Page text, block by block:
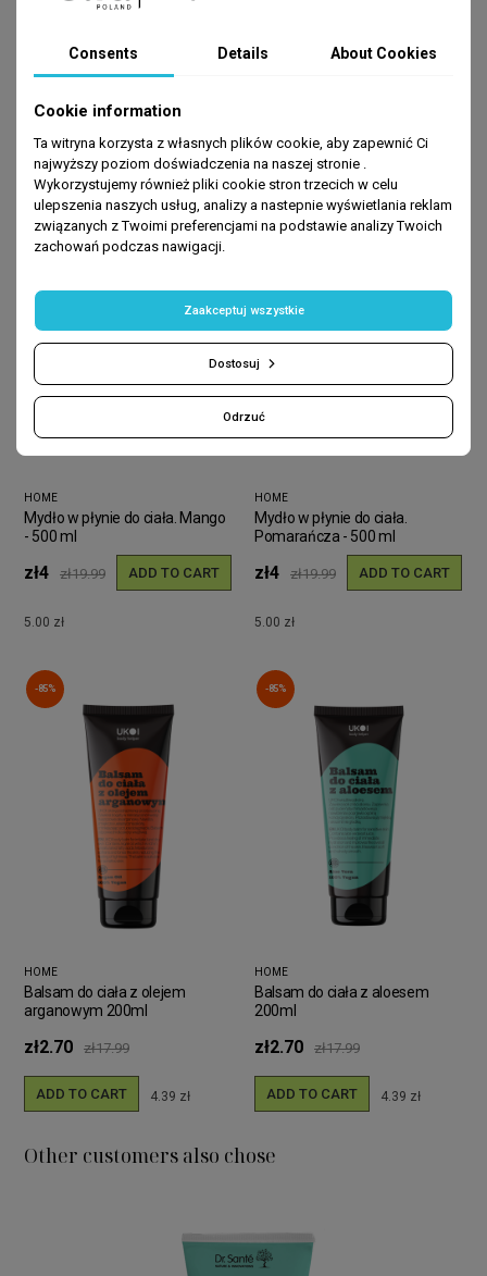
BEST SELLERS
-80%
HOME
Mydło w płynie do ciała. Mango
- 500 ml
zł4 zł19.99 ADD TO CART
5.00 zł
HOME
Mydło w płynie do ciała.
Pomarańcza - 500 ml
zł4 zł19.99 ADD TO CART
5.00 zł
-85%
HOME
Balsam do ciała z olejem
arganowym 200ml
zł2.70 zł17.99
ADD TO CART 4.39 zł
-85%
HOME
Balsam do ciała z aloesem
200ml
zł2.70 zł17.99
ADD TO CART 4.39 zł
Other customers also chose
Consents Details About Cookies
Cookie information
Ta witryna korzysta z własnych plików cookie, aby zapewnić Ci
najwyższy poziom doświadczenia na naszej stronie .
Wykorzystujemy również pliki cookie stron trzecich w celu
ulepszenia naszych usług, analizy a nastepnie wyświetlania reklam
związanych z Twoimi preferencjami na podstawie analizy Twoich
zachowań podczas nawigacji.
Odrzuć
Dostosuj
Zaakceptuj wszystkie